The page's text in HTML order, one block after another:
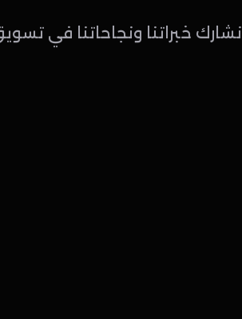
نشارك خبراتنا ونجاحاتنا في